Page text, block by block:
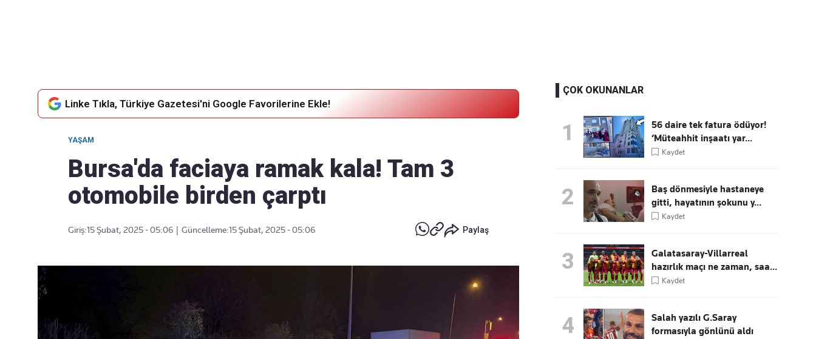
Linke Tıkla, Türkiye Gazetesi'ni Google Favorilerine Ekle!
YAŞAM
Bursa'da faciaya ramak kala! Tam 3
otomobile birden çarptı
Giriş:15 Şubat, 2025 - 05:06 Güncelleme:15 Şubat, 2025 - 05:06 Paylaş
ÇOK OKUNANLAR
1
56 daire tek fatura ödüyor!
‘Müteahhit inşaatı yar...
Kaydet
2
Baş dönmesiyle hastaneye
gitti, hayatının şokunu y...
Kaydet
3
Galatasaray-Villarreal
hazırlık maçı ne zaman, saa...
Kaydet
4
Salah yazılı G.Saray
formasıyla gönlünü aldı